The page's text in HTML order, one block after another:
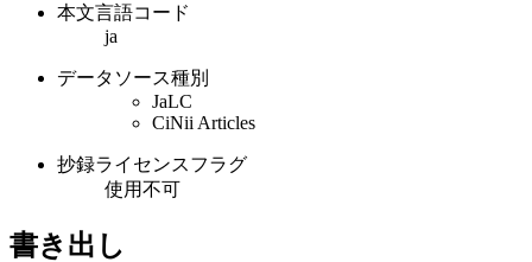
本文言語コード
ja
データソース種別
JaLC
CiNii Articles
抄録ライセンスフラグ
使用不可
書き出し